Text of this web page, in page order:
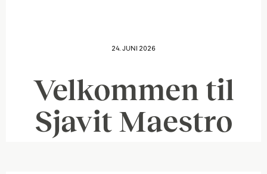
Velkommen til
Sjavit Maestro
24. JUNI 2026